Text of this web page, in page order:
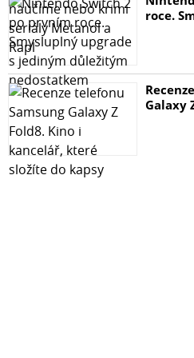
-Barevná teplota 3000-5600 K.
[image:3]
roce.
Galaxy